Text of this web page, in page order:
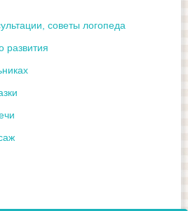
советы логопеда
развития